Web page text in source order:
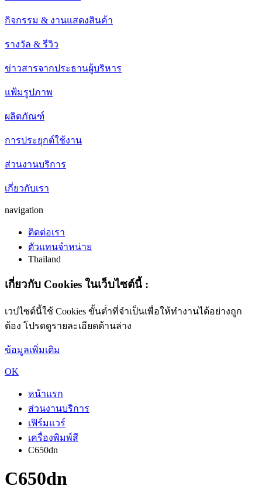
กิจกรรม & งานแสดงสินค้า
รางวัล & รีวิว
ข่าวสารจากประธานผู้บริหาร
แฟ้มรูปภาพ
ผลิตภัณฑ์
การประยุกต์ใช้งาน
ส่วนงานบริการ
เกี่ยวกับเรา
navigation
ติดต่อเรา
ตัวแทนจำหน่าย
Thailand
เกี่ยวกับ Cookies ในเว็บไซต์นี้ :
เวปไซต์นี้ใช้ Cookies ขั้นต่ำที่จำเป็นเพื่อให้ทำงานได้อย่างถูก
ต้อง โปรดดูรายละเอียดด้านล่าง
ข้อมูลเพิ่มเติม
OK
หน้าแรก
ส่วนงานบริการ
เฟิร์มแวร์
เครื่องพิมพ์สี
C650dn
C650dn